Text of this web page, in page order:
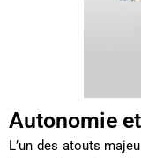
Autonomie
L’un des atouts